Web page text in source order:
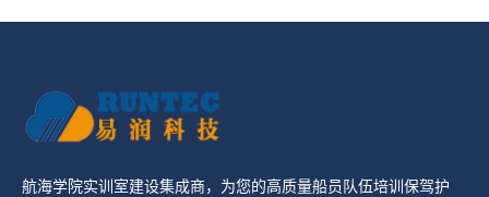
航海学院实训室建设集成商，为您的高质量船员队伍培训保驾护